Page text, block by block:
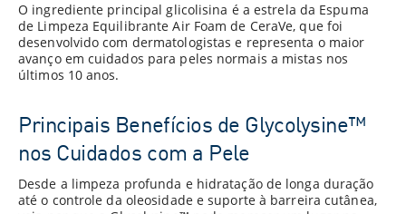
O ingrediente principal glicolisina é a estrela da Espuma
de Limpeza Equilibrante Air Foam de CeraVe, que foi
desenvolvido com dermatologistas e representa o maior
avanço em cuidados para peles normais a mistas nos
últimos 10 anos.
Principais Benefícios de Glycolysine™
nos Cuidados com a Pele
Desde a limpeza profunda e hidratação de longa duração
até o controle da oleosidade e suporte à barreira cutânea,